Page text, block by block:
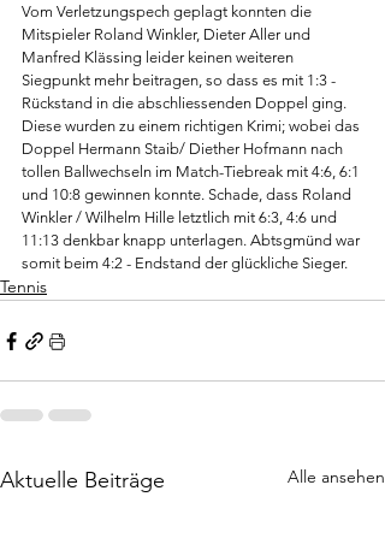
Vom Verletzungspech geplagt konnten die
Mitspieler Roland Winkler, Dieter Aller und
Manfred Klässing leider keinen weiteren
Siegpunkt mehr beitragen, so dass es mit 1:3 -
Rückstand in die abschliessenden Doppel ging.
Diese wurden zu einem richtigen Krimi; wobei das
Doppel Hermann Staib/ Diether Hofmann nach
tollen Ballwechseln im Match-Tiebreak mit 4:6, 6:1
und 10:8 gewinnen konnte. Schade, dass Roland
Winkler / Wilhelm Hille letztlich mit 6:3, 4:6 und
11:13 denkbar knapp unterlagen. Abtsgmünd war
somit beim 4:2 - Endstand der glückliche Sieger.
Tennis
Aktuelle Beiträge Alle ansehen